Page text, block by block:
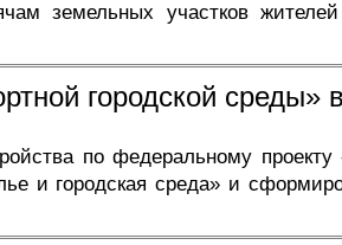
земельных участков жителей
городской среды»
по федеральному
и городская среда» и